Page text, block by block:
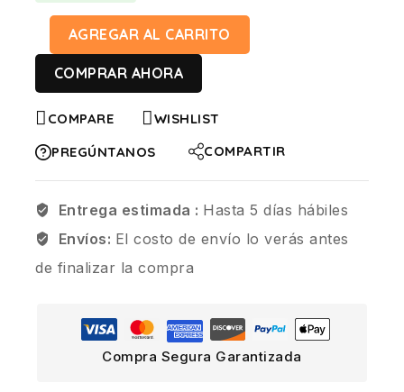
AGREGAR AL CARRITO
COMPRAR AHORA
COMPARE
WISHLIST
PREGÚNTANOS
COMPARTIR
Entrega estimada : Hasta 5 días hábiles
Envíos: El costo de envío lo verás antes
de finalizar la compra
Compra Segura Garantizada